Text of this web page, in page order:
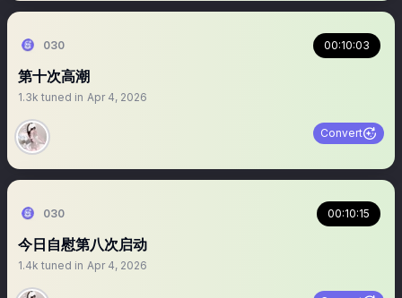
030 00:10:03
第十次高潮
1.3k tuned in Apr 4, 2026
Convert
030 00:10:15
今日自慰第八次启动
1.4k tuned in Apr 4, 2026